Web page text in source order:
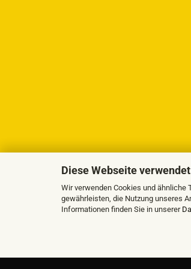
Diese Webseite
Wir verwenden Cookies und ähnliche
gewährleisten, die Nutzung unseres
Informationen finden Sie in unserer